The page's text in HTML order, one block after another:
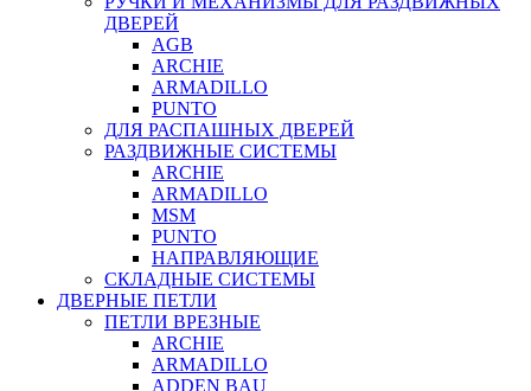
ДВЕРЕЙ
AGB
ARCHIE
ARMADILLO
PUNTO
ДЛЯ РАСПАШНЫХ ДВЕРЕЙ
РАЗДВИЖНЫЕ СИСТЕМЫ
ARCHIE
ARMADILLO
MSM
PUNTO
НАПРАВЛЯЮЩИЕ
СКЛАДНЫЕ СИСТЕМЫ
ДВЕРНЫЕ ПЕТЛИ
ПЕТЛИ ВРЕЗНЫЕ
ARCHIE
ARMADILLO
ADDEN BAU